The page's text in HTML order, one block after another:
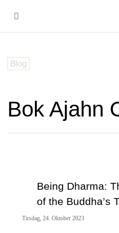
content
Blog
Bok Ajahn
Being Dharma:
of the Buddha’s
Tirsdag, 24. Oktober 2023